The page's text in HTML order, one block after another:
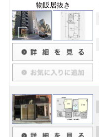
物販居抜き